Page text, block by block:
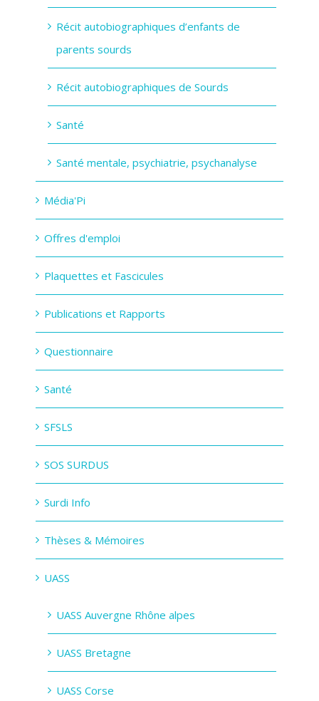
Récit autobiographiques d’enfants de
parents sourds
Récit autobiographiques de Sourds
Santé
Santé mentale, psychiatrie, psychanalyse
Média'Pi
Offres d'emploi
Plaquettes et Fascicules
Publications et Rapports
Questionnaire
Santé
SFSLS
SOS SURDUS
Surdi Info
Thèses & Mémoires
UASS
UASS Auvergne Rhône alpes
UASS Bretagne
UASS Corse